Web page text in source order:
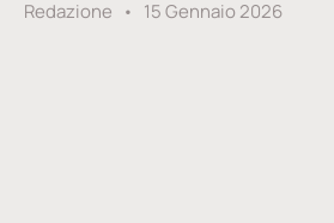
Redazione 15 Gennaio 2026